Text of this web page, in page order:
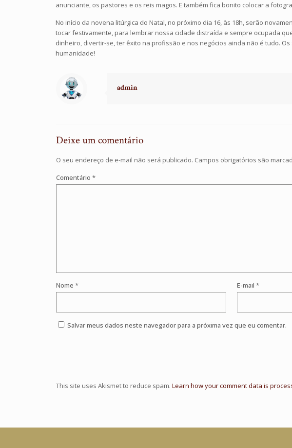
anunciante, os pastores e os reis magos. E também fica bonito colocar a
No início da novena litúrgica do Natal, no próximo dia 16, às 18h, serão
tocar festivamente, para lembrar nossa cidade distraída e sempre ocupada
dinheiro, divertir-se, ter êxito na profissão e nos negócios ainda não é tudo.
humanidade!
admin
Deixe um comentário
O seu endereço de e-mail não será publicado. Campos obrigatórios são
Comentário *
Nome * E-mail *
Salvar meus dados neste navegador para a próxima vez que eu comentar.
This site uses Akismet to reduce spam. Learn how your comment data is